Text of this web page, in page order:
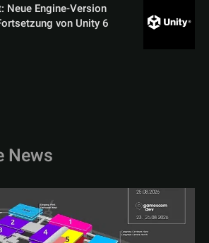
Neue Engine-Version
von Unity 6
News